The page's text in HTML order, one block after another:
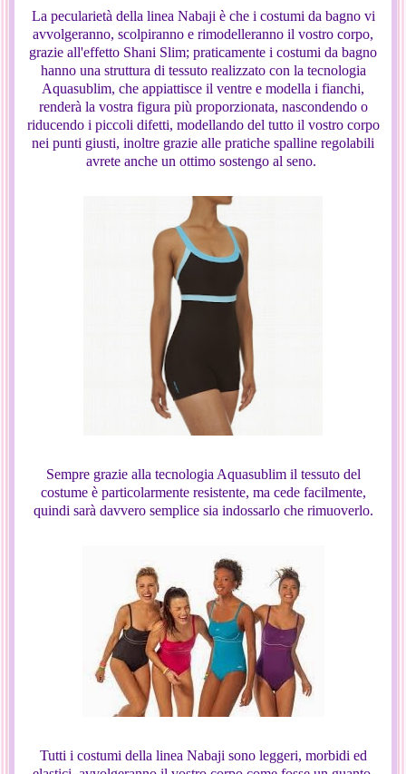
La pecularietà della linea Nabaji è che i costumi da bagno vi
avvolgeranno, scolpiranno e rimodelleranno il vostro corpo,
grazie all'effetto Shani Slim; praticamente i costumi da bagno
hanno una struttura di tessuto realizzato con la tecnologia
Aquasublim, che appiattisce il ventre e modella i fianchi,
renderà la vostra figura più proporzionata, nascondendo o
riducendo i piccoli difetti, modellando del tutto il vostro corpo
nei punti giusti, inoltre grazie alle pratiche spalline regolabili
avrete anche un ottimo sostengo al seno.
Sempre grazie alla tecnologia Aquasublim il tessuto del
costume è particolarmente resistente, ma cede facilmente,
quindi sarà davvero semplice sia indossarlo che rimuoverlo.
Tutti i costumi della linea Nabaji sono leggeri, morbidi ed